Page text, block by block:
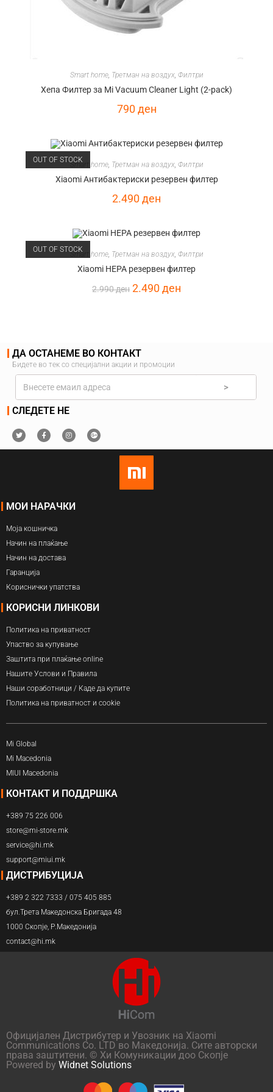
Smart home, Третман на воздух, Филтри
Хепа Филтер за Mi Vacuum Cleaner Light (2-pack)
790ден
OUT OF STOCK
Smart home, Третман на воздух, Филтри
Xiaomi Антибактериски резервен филтер
2.490ден
OUT OF STOCK
Smart home, Третман на воздух, Филтри
Xiaomi HEPA резервен филтер
2.990ден 2.490ден
ДА ОСТАНЕМЕ ВО КОНТАКТ
Бидете во тек со специјални акции и промоции
>
СЛЕДЕТЕ НЕ
МОИ НАРАЧКИ
Моја кошничка
Начин на плаќање
Начин на достава
Гаранција
Кориснички упатства
КОРИСНИ ЛИНКОВИ
Политика на приватност
Упаство за купување
Заштита при плаќање online
Нашите Услови и Правила
Наши соработници / Каде да купите
Политика на приватност и cookie
Mi Global
Mi Macedonia
MIUI Macedonia
КОНТАКТ И ПОДДРШКА
+389 75 226 006
store@mi-store.mk
service@hi.mk
support@miui.mk
ДИСТРИБУЦИЈА
+389 2 322 7333 / 075 405 885
бул.Трета Македонска Бригада 48
1000 Скопје, Р.Македонија
contact@hi.mk
Официјален Дистрибутер и Увозник на Xiaomi
Communications Co. LTD во Македонија. Сите авторски
права заштитени. © Хи Комуникации доо Скопје
Powered by Widnet Solutions